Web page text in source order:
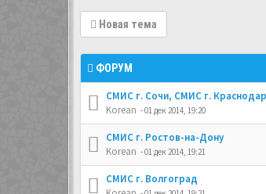
Новая тема
ФОРУМ
СМИС г. Сочи, СМИС г.
Korean - 01 дек 2014, 19:20
СМИС г. Ростов-на-Дону
Korean - 01 дек 2014, 19:21
СМИС г. Волгоград